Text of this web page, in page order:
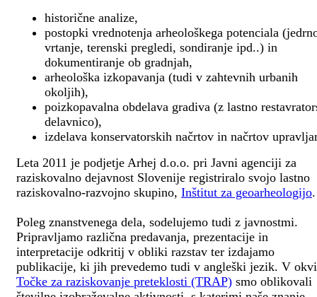
historične analize,
postopki vrednotenja arheološkega potenciala
vrtanje, terenski pregledi, sondiranje ipd..) in
dokumentiranje ob gradnjah,
arheološka izkopavanja (tudi v zahtevnih urbanih
okoljih),
poizkopavalna obdelava gradiva (z lastno
delavnico),
izdelava konservatorskih načrtov in načrtov
Leta 2011 je podjetje Arhej d.o.o. pri Javni agenciji za
raziskovalno dejavnost Slovenije registriralo svojo lastno
raziskovalno-razvojno skupino, Inštitut za geoarheologijo.
Poleg znanstvenega dela, sodelujemo tudi z javnostmi.
Pripravljamo različna predavanja, prezentacije in
interpretacije odkritij v obliki razstav ter izdajamo
publikacije, ki jih prevedemo tudi v angleški jezik. V
Točke za raziskovanje preteklosti (TRAP) smo oblikovali